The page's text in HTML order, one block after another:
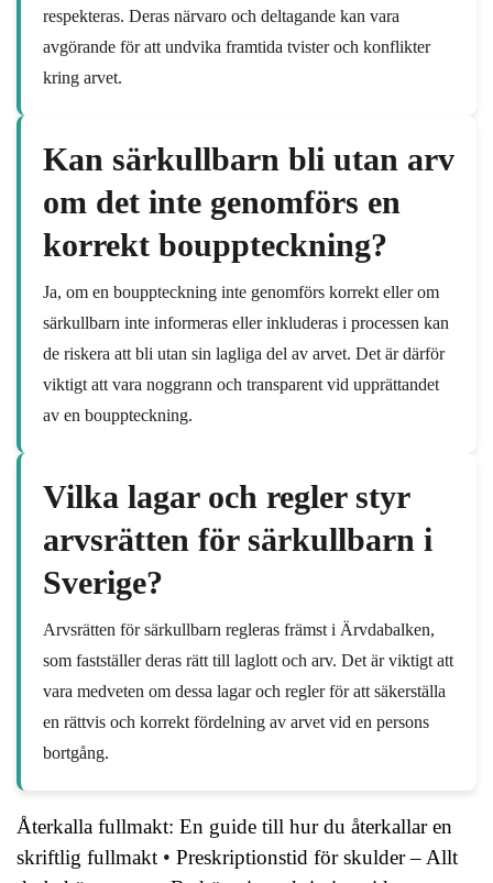
respekteras. Deras närvaro och deltagande kan vara
avgörande för att undvika framtida tvister och konflikter
kring arvet.
Kan särkullbarn bli utan arv
om det inte genomförs en
korrekt bouppteckning?
Ja, om en bouppteckning inte genomförs korrekt eller om
särkullbarn inte informeras eller inkluderas i processen kan
de riskera att bli utan sin lagliga del av arvet. Det är därför
viktigt att vara noggrann och transparent vid upprättandet
av en bouppteckning.
Vilka lagar och regler styr
arvsrätten för särkullbarn i
Sverige?
Arvsrätten för särkullbarn regleras främst i Ärvdabalken,
som fastställer deras rätt till laglott och arv. Det är viktigt att
vara medveten om dessa lagar och regler för att säkerställa
en rättvis och korrekt fördelning av arvet vid en persons
bortgång.
Återkalla fullmakt: En guide till hur du återkallar en
skriftlig fullmakt • Preskriptionstid för skulder – Allt